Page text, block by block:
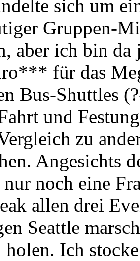
sich um
Gruppen-
aber ich bin
für das
Bus-Shuttles
und
zu
Angesichts
noch eine
allen drei
Seattle
holen. Ich